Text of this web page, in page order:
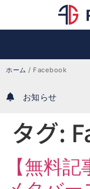
ホーム / Facebook
お知らせ
タグ:
【無料